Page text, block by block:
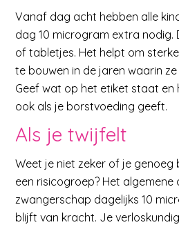
Vanaf dag acht hebben alle
dag 10 microgram extra nodig.
of tabletjes. Het helpt om
te bouwen in de jaren waarin
Geef wat op het etiket staat en
ook als je borstvoeding geeft.
Als je twijfelt
Weet je niet zeker of je genoeg
een risicogroep? Het algemene
zwangerschap dagelijks 10
blijft van kracht. Je